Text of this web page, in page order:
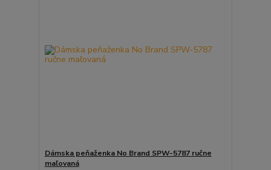
Dámska peňaženka No Brand SPW-5787 ručne
maľovaná